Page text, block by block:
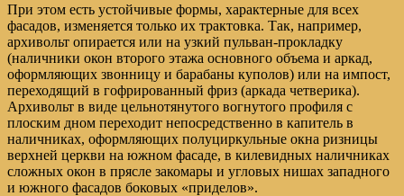
При этом есть устойчивые формы, характерные для всех
фасадов, изменяется только их трактовка. Так, например,
архивольт опирается или на узкий пульван-прокладку
(наличники окон второго этажа основного объема и аркад,
оформляющих звонницу и барабаны куполов) или на импост,
переходящий в гофрированный фриз (аркада четверика).
Архивольт в виде цельнотянутого вогнутого профиля с
плоским дном переходит непосредственно в капитель в
наличниках, оформляющих полуциркульные окна ризницы
верхней церкви на южном фасаде, в килевидных наличниках
сложных окон в прясле закомары и угловых нишах западного
и южного фасадов боковых «приделов».